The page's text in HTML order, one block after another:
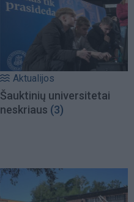
Aktualijos
Šauktinių universitetai
neskriaus (3)